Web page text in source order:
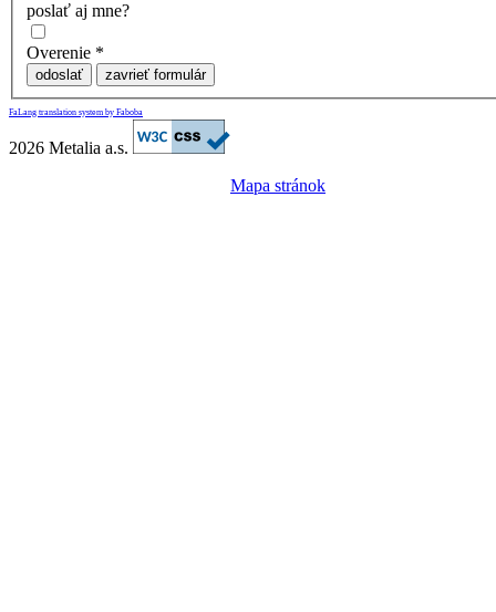
poslať aj mne?
Overenie *
odoslať zavrieť formulár
FaLang translation system by Faboba
2026 Metalia a.s.
Mapa stránok